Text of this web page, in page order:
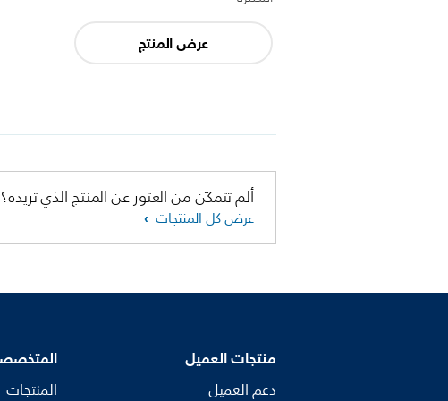
عرض المنتج
ألم تتمكّن من العثور عن المنتج الذي تريده؟
عرض كل المنتجات
منتجات العميل
دعم العميل المنتجات